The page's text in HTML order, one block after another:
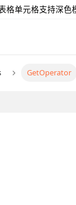
格单元格支持深色
GetOperator